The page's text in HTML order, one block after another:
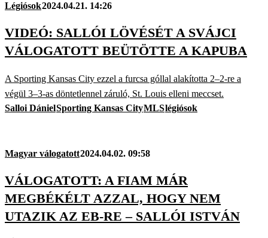
Légiósok2024.04.21. 14:26
VIDEÓ: SALLÓI LÖVÉSÉT A SVÁJCI
VÁLOGATOTT BEÜTÖTTE A KAPUBA
A Sporting Kansas City ezzel a furcsa góllal alakította 2–2-re a
végül 3–3-as döntetlennel záruló, St. Louis elleni meccset.
Salloi DánielSporting Kansas CityMLSlégiósok
Magyar válogatott2024.04.02. 09:58
VÁLOGATOTT: A FIAM MÁR
MEGBÉKÉLT AZZAL, HOGY NEM
UTAZIK AZ EB-RE – SALLÓI ISTVÁN